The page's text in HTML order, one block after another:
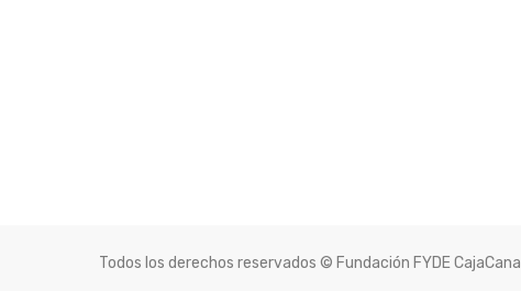
Todos los derechos reservados © Fundación FYDE